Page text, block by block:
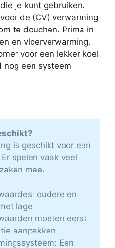
je kunt gebruiken.
de (CV) verwarming
te douchen. Prima in
en vloerverwarming.
voor een lekker koel
nog een systeem
is geschikt voor een
spelen vaak veel
mee.
oudere en
lage
moeten eerst
aanpakken.
Een